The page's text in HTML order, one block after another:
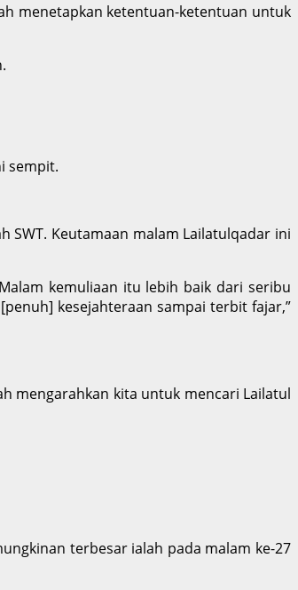
menetapkan ketentuan-ketentuan untuk
sempit.
SWT. Keutamaan malam Lailatulqadar ini
kemuliaan itu lebih baik dari seribu
kesejahteraan sampai terbit fajar,”
mengarahkan kita untuk mencari Lailatul
terbesar ialah pada malam ke-27